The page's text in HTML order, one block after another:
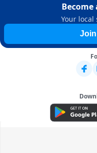
Become
Your local